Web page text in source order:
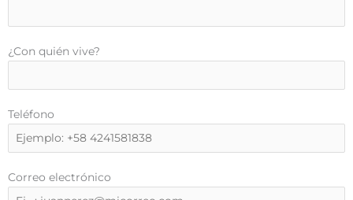
¿Con quién vive?
Teléfono
Correo electrónico